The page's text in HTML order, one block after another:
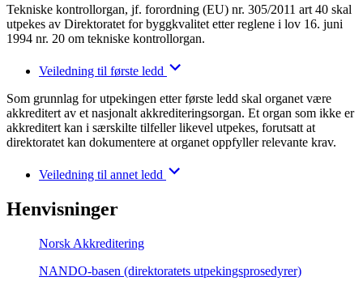
Tekniske kontrollorgan, jf. forordning (EU) nr. 305/2011 art 40 skal
utpekes av Direktoratet for byggkvalitet etter reglene i lov 16. juni
1994 nr. 20 om tekniske kontrollorgan.
Veiledning til første ledd
Som grunnlag for utpekingen etter første ledd skal organet være
akkreditert av et nasjonalt akkrediteringsorgan. Et organ som ikke er
akkreditert kan i særskilte tilfeller likevel utpekes, forutsatt at
direktoratet kan dokumentere at organet oppfyller relevante krav.
Veiledning til annet ledd
Henvisninger
Norsk Akkreditering
NANDO-basen (direktoratets utpekingsprosedyrer)